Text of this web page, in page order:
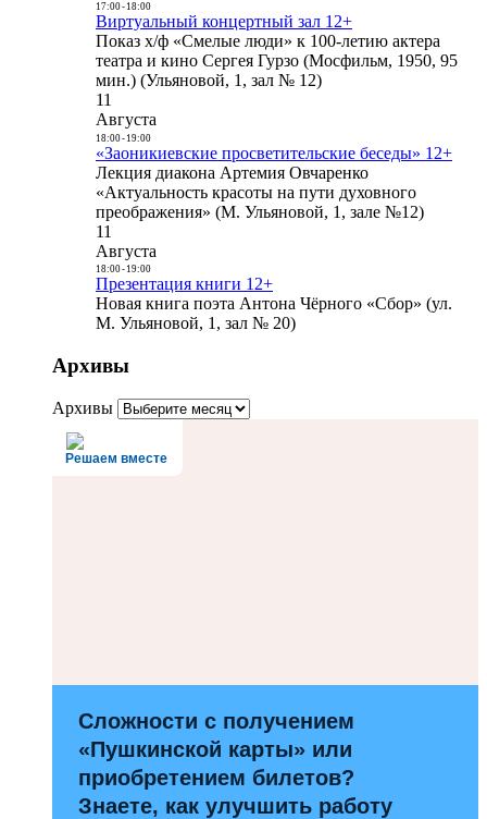
17:00- 18:00
Виртуальный концертный зал 12+
Показ х/ф «Смелые люди» к 100-летию актера
театра и кино Сергея Гурзо (Мосфильм, 1950, 95
мин.) (Ульяновой, 1, зал № 12)
11
Августа
18:00- 19:00
«Заоникиевские просветительские беседы» 12+
Лекция диакона Артемия Овчаренко
«Актуальность красоты на пути духовного
преображения» (М. Ульяновой, 1, зале №12)
11
Августа
18:00- 19:00
Презентация книги 12+
Новая книга поэта Антона Чёрного «Сбор» (ул.
М. Ульяновой, 1, зал № 20)
Архивы
Архивы
Решаем вместе
Сложности с получением
«Пушкинской карты» или
приобретением билетов?
Знаете, как улучшить работу